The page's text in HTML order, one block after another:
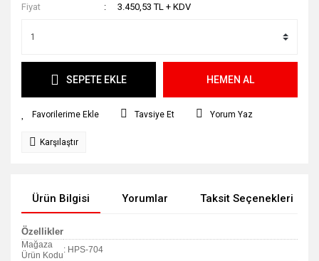
Fiyat
3.450,53 TL + KDV
SEPETE EKLE HEMEN AL
Tavsiye Et Yorum Yaz
Karşılaştır
Ürün Bilgisi Yorumlar Taksit Seçenekleri
Özellikler
Mağaza
Ürün Kodu
: HPS-704